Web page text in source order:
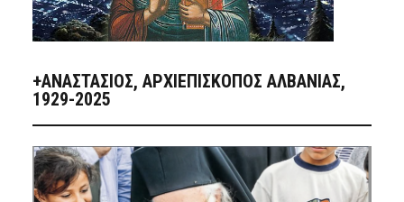
+ΑΝΑΣΤΆΣΙΟΣ, ΑΡΧΙΕΠΊΣΚΟΠΟΣ ΑΛΒΑΝΊΑΣ,
1929-2025